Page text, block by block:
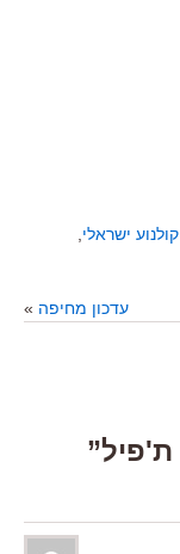
קולנוע ישראלי
עדכון מחיפה »